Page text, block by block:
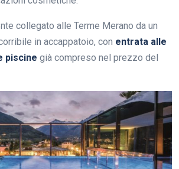
collegato alle Terme Merano da un
in accappatoio, con entrata alle
piscine già compreso nel prezzo del